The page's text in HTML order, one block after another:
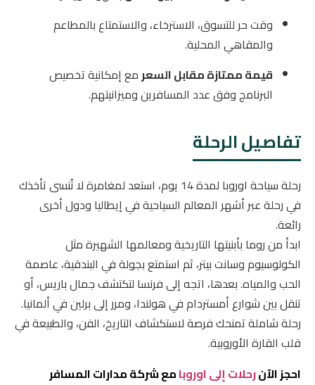
وقت حر للتسوق، الاسترخاء، والاستمتاع بالمطاعم
والمقاهي المحلية.
قيمة ممتازة مقابل السعرمع إمكانية تخصيص
البرنامج وفق عدد المسافرين وميزانيتهم.
تفاصيل الرحلة
رحلة سياحة اوروبا لمدة 14 يوم، استعد لمغامرة لا تُنسى تأخذك
في رحلة عبر أشهر المعالم السياحية في إيطاليا ودول أخرى
رائعة.
ابدأ من روما بأبنيتها التاريخية ومعالمها الشهيرة مثل
الكولوسيوم وسانت بيتر، ثم استمتع بجولة في البندقية، عاصمة
الحب والمياه. بعدها، اتجه إلى فرنسا لتكتشف جمال باريس، أو
تنقل بين شوارع أمستردام في هولندا، ومرر إلى برلين في ألمانيا.
رحلة شاملة تمنحك فرصة لاستكشاف التاريخ، الفن، والطبيعة في
قلب القارة الأوروبية.
احجز الآنرحلات إلى اوروبامع شركة مدارات المسافر